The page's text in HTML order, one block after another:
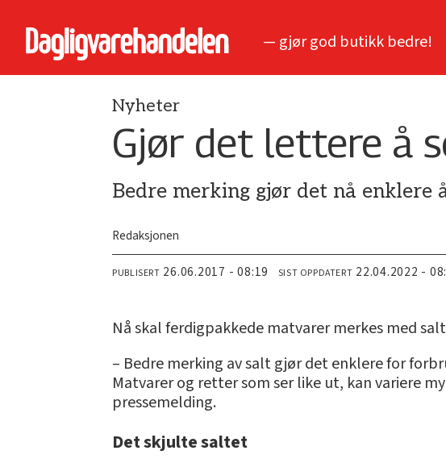
— gjør god butikk bedre!
Nyheter
Gjør det lettere å
Bedre merking gjør det nå enklere
Redaksjonen
PUBLISERT 26.06.2017 - 08:19 SIST OPPDATERT 22.04.2022 -
Nå skal ferdigpakkede matvarer merkes med
– Bedre merking av salt gjør det enklere for
Matvarer og retter som ser like ut, kan variere
pressemelding.
Det skjulte saltet